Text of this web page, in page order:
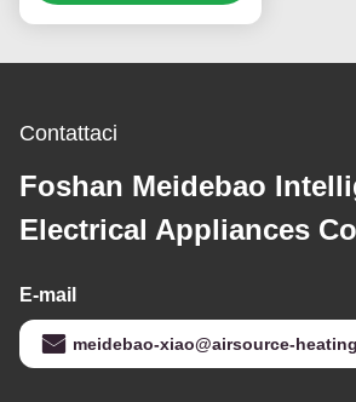
struttura in lamiera 304#
Contattaci
Foshan Meidebao
Electrical Appliances
E-mail
meidebao-xiao@airsource-